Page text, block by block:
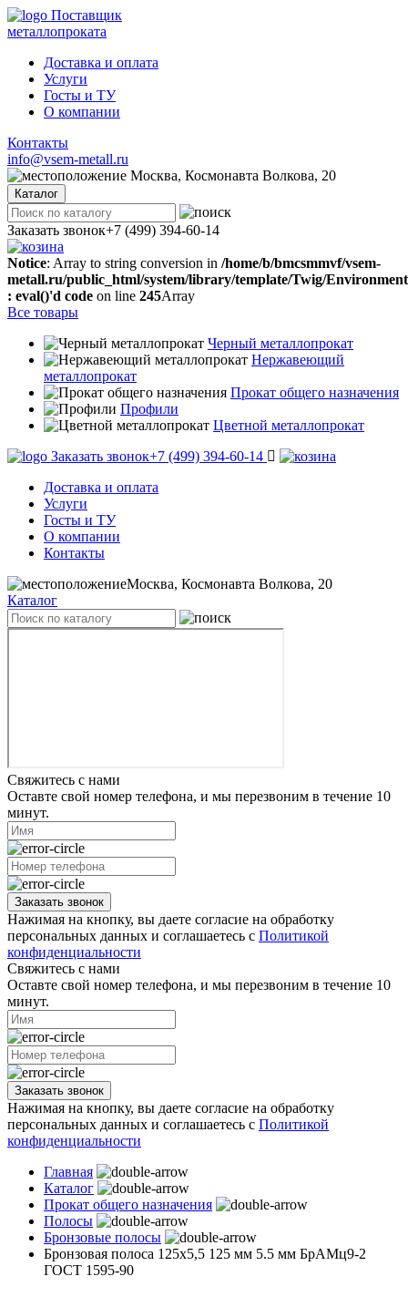
Поставщик
металлопроката
Доставка и оплата
Услуги
Госты и ТУ
О компании
Контакты
info@vsem-metall.ru
Москва, Космонавта Волкова, 20
Каталог
Заказать звонок+7 (499) 394-60-14
Notice: Array to string conversion in /home/b/bmcsmmvf/vsem-
metall.ru/public_html/system/library/template/Twig/
: eval()'d code on line 245Array
Все товары
Черный металлопрокат
Нержавеющий
металлопрокат
Прокат общего назначения
Профили
Цветной металлопрокат
Заказать звонок+7 (499) 394-60-14
Доставка и оплата
Услуги
Госты и ТУ
О компании
Контакты
Москва, Космонавта Волкова, 20
Каталог
Свяжитесь с нами
Оставте свой номер телефона, и мы перезвоним в течение 10
минут.
Заказать звонок
Нажимая на кнопку, вы даете согласие на обработку
персональных данных и соглашаетесь с Политикой
конфиденциальности
Свяжитесь с нами
Оставте свой номер телефона, и мы перезвоним в течение 10
минут.
Заказать звонок
Нажимая на кнопку, вы даете согласие на обработку
персональных данных и соглашаетесь с Политикой
конфиденциальности
Главная
Каталог
Прокат общего назначения
Полосы
Бронзовые полосы
Бронзовая полоса 125х5,5 125 мм 5.5 мм БрАМц9-2
ГОСТ 1595-90